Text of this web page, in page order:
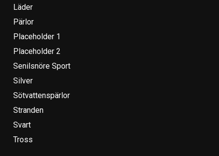
Läder
Pärlor
Placeholder 1
Placeholder 2
Senilsnöre Sport
Silver
Sötvattenspärlor
Stranden
Svart
Tross